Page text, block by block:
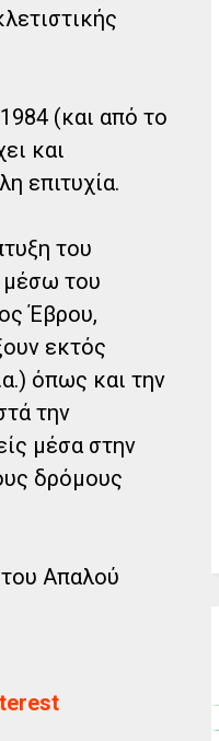
(και από το
και
επιτυχία.
του
μέσω του
Έβρου,
εκτός
όπως και την
την
μέσα στην
δρόμους
Απαλού